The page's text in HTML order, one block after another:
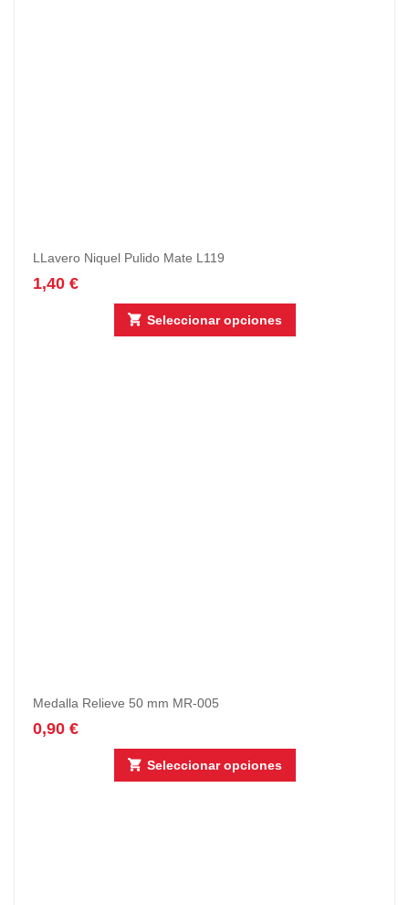
LLavero Niquel Pulido Mate L119
1,40 €
Seleccionar opciones
Medalla Relieve 50 mm MR-005
0,90 €
Seleccionar opciones